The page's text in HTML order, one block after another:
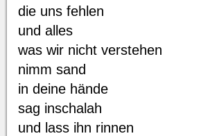
die uns fehlen
und alles
was wir nicht verstehen
nimm sand
in deine hände
sag inschalah
und lass ihn rinnen